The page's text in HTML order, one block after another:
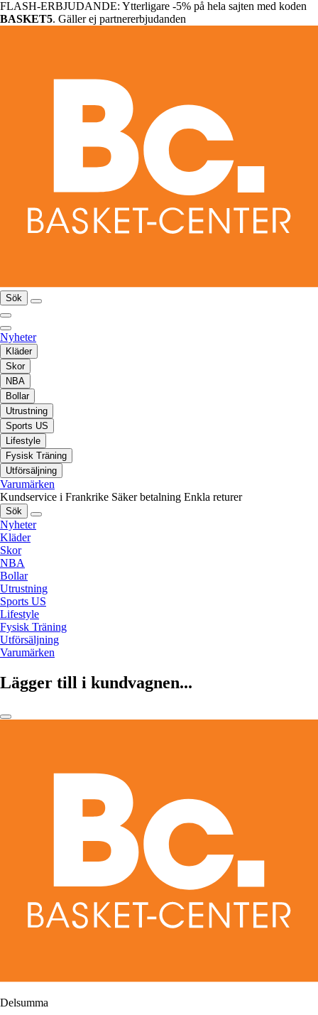
FLASH-ERBJUDANDE: Ytterligare -5% på hela sajten med koden
BASKET5. Gäller ej partnererbjudanden
Sök
Nyheter
Kläder
Skor
NBA
Bollar
Utrustning
Sports US
Lifestyle
Fysisk Träning
Utförsäljning
Varumärken
Kundservice i Frankrike Säker betalning Enkla returer
Sök
Nyheter
Kläder
Skor
NBA
Bollar
Utrustning
Sports US
Lifestyle
Fysisk Träning
Utförsäljning
Varumärken
Lägger till i kundvagnen...
Delsumma